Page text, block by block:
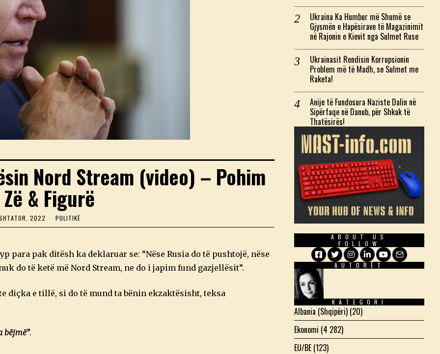
Nord Stream (video) – Pohim
& Figurë
2022
8
A
T
O
,
2
POLITIKË
para pak ditësh ka deklaruar se: “Nëse Rusia do të pushtojë, nëse
do të ketë më Nord Stream, ne do i japim fund gazjellësit”.
diçka e tillë, si do të mund ta bënin ekzaktësisht, teksa
bëjmë”.
Ukraina Ka Humbur më Shumë se
Gjysmën e Hapësirave të Magazinimit
në Rajonin e Kievit nga Sulmet Ruse
Ukrainasit Rendisin Korrupsionin
Problem më të Madh, se Sulmet me
Raketa!
Anije të Fundosura Naziste Dalin në
Sipërfaqe në Danub, për Shkak të
Thatësirës!
ABOUT US
FOLLOW
Facebook
TwitterInstagram
LinkedIn
YouTube
Email
AUTORËT
KATEGORI
Albania (Shqipëri) (20)
Ekonomi (4 282)
EU/BE (123)